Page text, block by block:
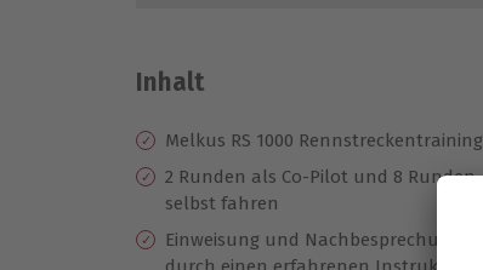
Inhalt
Melkus RS 1000 Rennstreckentraining
2 Runden als Co-Pilot und 8 Runden
selbst fahren
Einweisung und Nachbesprechung